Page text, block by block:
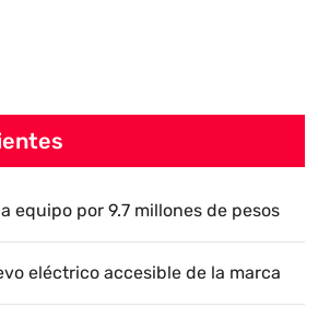
equipo por 9.7 millones de pesos
eléctrico accesible de la marca